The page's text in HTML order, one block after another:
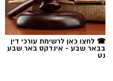
תגים:אלדר דיין
☎ לחצו כאן לרשימת עורכי דין
בבאר שבע - אינדקס באר שבע
נט